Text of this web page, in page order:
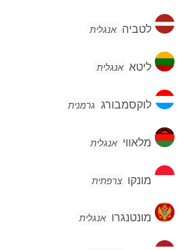
לטביה
לטביה אנגלית
ליטא
ליטא אנגלית
לוקסמבורג
לוקסמבורג גרמנית
מלאווי
מלאווי אנגלית
מונקו
מונקו צרפתית
מונטנגרו
מונטנגרו אנגלית